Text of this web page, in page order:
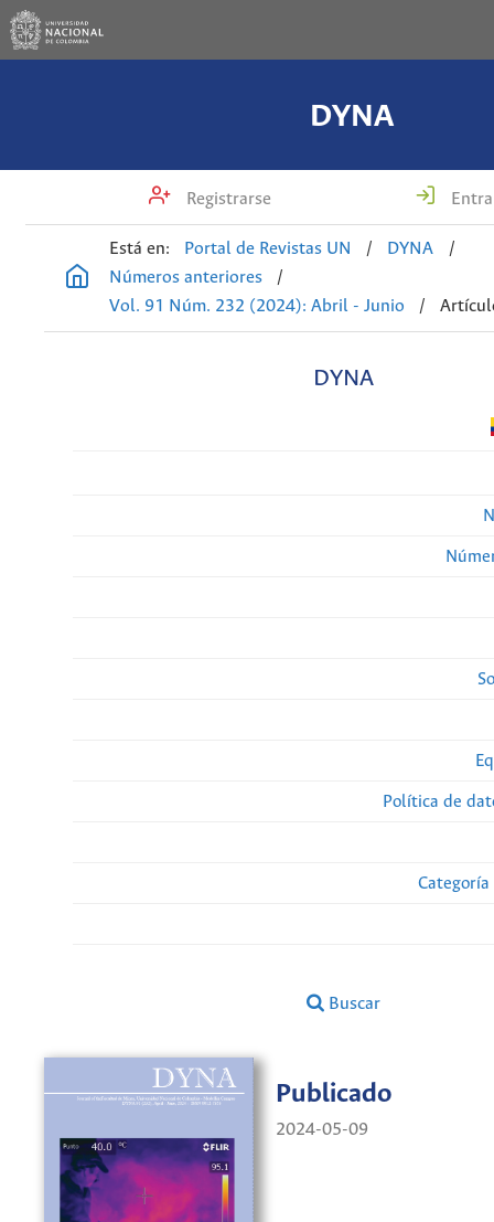
DYNA
Registrarse
Está en: Portal de Revistas UN / DYNA
/
Números anteriores
/
Vol. 91 Núm. 232 (2024): Abril - Junio
/
DYNA
Política de
Buscar
Publicado
2024-05-09